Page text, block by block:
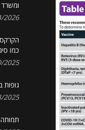
2026
כמו
2025
גופות
2025